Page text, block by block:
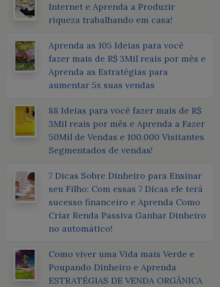
Internet e Aprenda a Produzir
riqueza trabalhando em casa!
Aprenda as 105 Ideias para você
fazer mais de R$ 3Mil reais por mês e
Aprenda as Estratégias para
aumentar 5x suas vendas
88 Ideias para você fazer mais de R$
3Mil reais por mês e Aprenda a Fazer
50Mil de Vendas e 100.000 Visitantes
Segmentados de vendas!
7 Dicas Sobre Dinheiro para Ensinar
seu Filho: Com essas 7 Dicas ele terá
sucesso financeiro e Aprenda Como
Criar Renda Passiva Ganhar Dinheiro
no automático!
Como viver uma Vida mais Verde e
Poupando Dinheiro e Aprenda
ESTRATÉGIAS DE VENDA ORGÂNICA